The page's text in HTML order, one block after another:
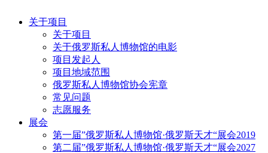
关于项目
关于项目
关于俄罗斯私人博物馆的电影
项目发起人
项目地域范围
俄罗斯私人博物馆协会宪章
常见问题
志愿服务
展会
第一届”俄罗斯私人博物馆·俄罗斯天才“展会2019
第二届”俄罗斯私人博物馆·俄罗斯天才“展会2027